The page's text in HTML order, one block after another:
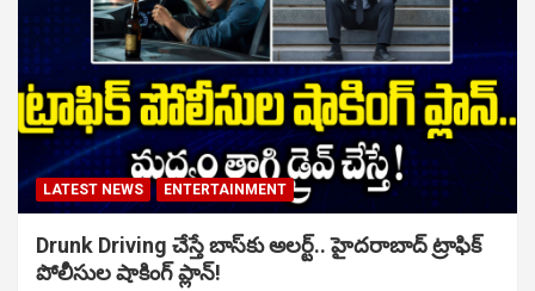
LATEST NEWS ENTERTAINMENT
Drunk Driving చేస్తే బాస్‌కు అలర్ట్.. హైదరాబాద్ ట్రాఫిక్
పోలీసుల షాకింగ్ ప్లాన్!